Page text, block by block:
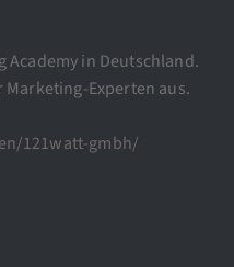
in Deutschland.
Experten aus.
121watt-gmbh/